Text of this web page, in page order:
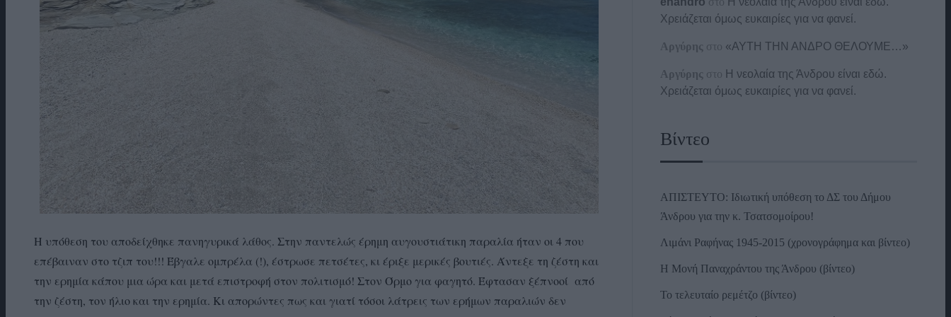
Η υπόθεση του αποδείχθηκε πανηγυρικά λάθος. Στην παντελώς έρημη αυγουστιάτικη παραλία ήταν οι 4 που
επέβαιναν στο τζιπ του!!! Έβγαλε ομπρέλα (!), έστρωσε πετσέτες, κι έριξε μερικές βουτιές. Άντεξε τη ζέστη και
την ερημία κάπου μια ώρα και μετά επιστροφή στον πολιτισμό! Στον Όρμο για φαγητό. Έφτασαν ξέπνοοί από
την ζέστη, τον ήλιο και την ερημία. Κι απορώντες πως και γιατί τόσοι λάτρεις των ερήμων παραλιών δεν
Χρειάζεται όμως ευκαιρίες για να φανεί.
Αργύρης στο «ΑΥΤΗ ΤΗΝ ΑΝΔΡΟ ΘΕΛΟΥΜΕ…»
Αργύρης στο Η νεολαία της Άνδρου είναι εδώ.
Χρειάζεται όμως ευκαιρίες για να φανεί.
Βίντεο
ΑΠΙΣΤΕΥΤΟ: Ιδιωτική υπόθεση το ΔΣ του Δήμου
Άνδρου για την κ. Τσατσομοίρου!
Λιμάνι Ραφήνας 1945-2015 (χρονογράφημα και βίντεο)
Η Μονή Παναχράντου της Άνδρου (βίντεο)
Το τελευταίο ρεμέτζο (βίντεο)